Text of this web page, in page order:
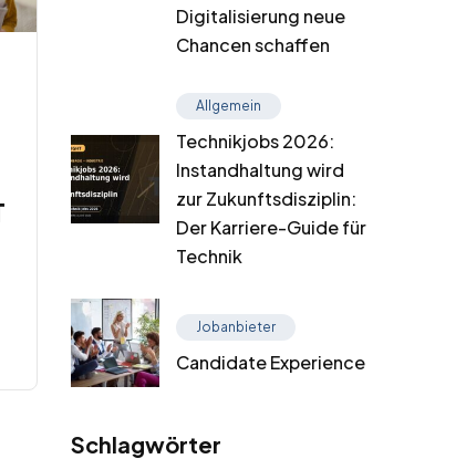
Digitalisierung neue
Chancen schaffen
Allgemein
Technikjobs 2026:
Instandhaltung wird
zur Zukunftsdisziplin:
Der Karriere-Guide für
Technik
Jobanbieter
Candidate Experience
Schlagwörter